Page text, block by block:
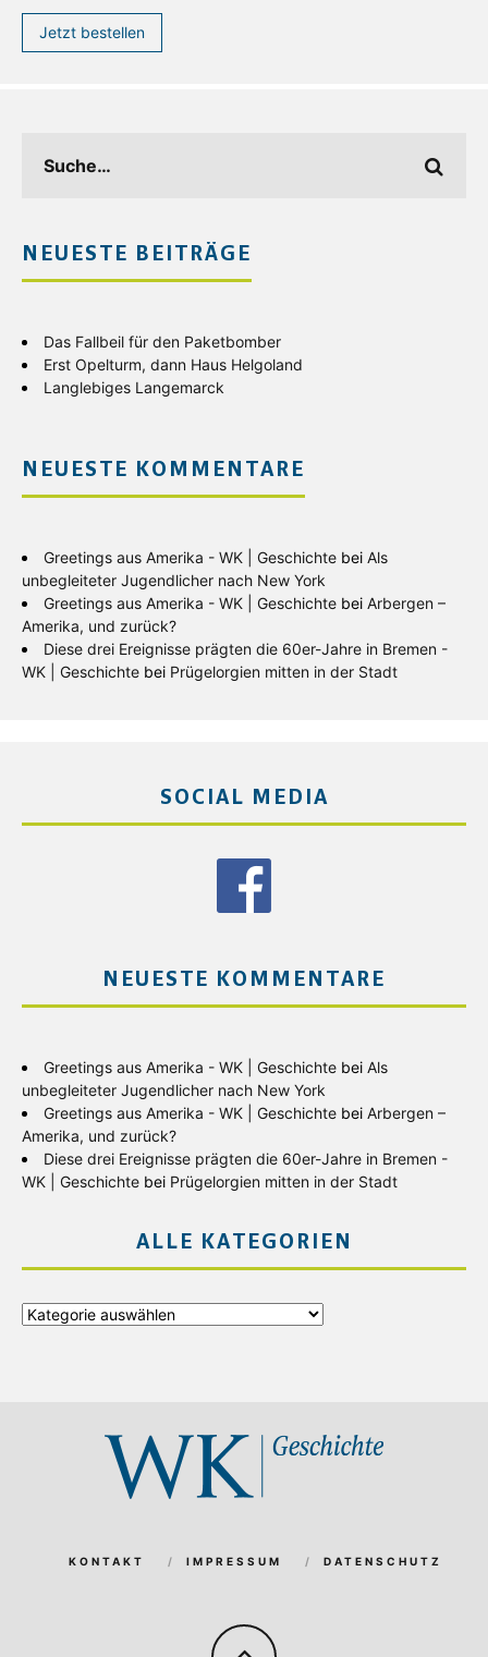
Jetzt bestellen
NEUESTE BEITRÄGE
Das Fallbeil für den Paketbomber
Erst Opelturm, dann Haus Helgoland
Langlebiges Langemarck
NEUESTE KOMMENTARE
Greetings aus Amerika - WK | Geschichte bei Als
unbegleiteter Jugendlicher nach New York
Greetings aus Amerika - WK | Geschichte bei Arbergen –
Amerika, und zurück?
Diese drei Ereignisse prägten die 60er-Jahre in Bremen -
WK | Geschichte bei Prügelorgien mitten in der Stadt
SOCIAL MEDIA
NEUESTE KOMMENTARE
Greetings aus Amerika - WK | Geschichte bei Als
unbegleiteter Jugendlicher nach New York
Greetings aus Amerika - WK | Geschichte bei Arbergen –
Amerika, und zurück?
Diese drei Ereignisse prägten die 60er-Jahre in Bremen -
WK | Geschichte bei Prügelorgien mitten in der Stadt
ALLE KATEGORIEN
Alle
KONTAKT IMPRESSUM DATENSCHUTZ